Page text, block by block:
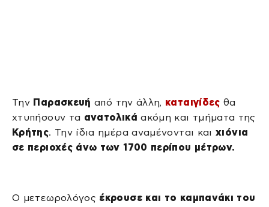
Την Παρασκευή από την άλλη, καταιγίδες θα
χτυπήσουν τα ανατολικά ακόμη και τμήματα της
Κρήτης. Την ίδια ημέρα αναμένονται καιχιόνια
σε περιοχές άνω των 1700 περίπου μέτρων.
Ο μετεωρολόγος έκρουσε και το καμπανάκι του